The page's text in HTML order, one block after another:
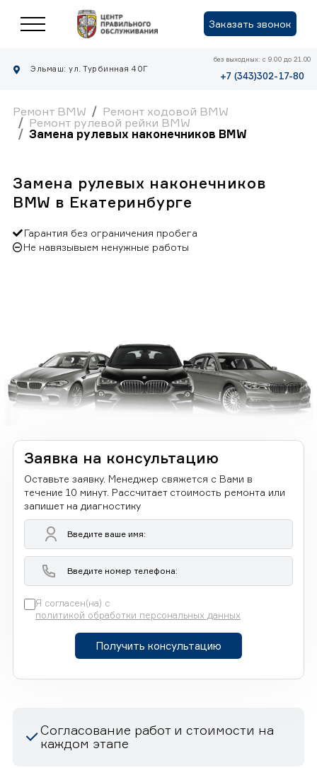
Заказать звонок
Эльмаш: ул. Турбинная 40Г
без выходных: с 9.00 до 21.00
+7 (343)302-17-80
Ремонт BMW
Ремонт ходовой BMW
Ремонт рулевой рейки BMW
Замена рулевых наконечников BMW
Замена рулевых наконечников
BMW в Екатеринбурге
Гарантия без ограничения пробега
Не навязывыем ненужные работы
Заявка на консультацию
Оставьте заявку. Менеджер свяжется с Вами в
течение 10 минут. Рассчитает стоимость ремонта или
запишет на диагностику
Я согласен(на) с
политикой обработки персональных данных
Получить консультацию
Согласование работ и стоимости на
каждом этапе